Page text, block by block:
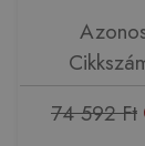
74 592 Ft